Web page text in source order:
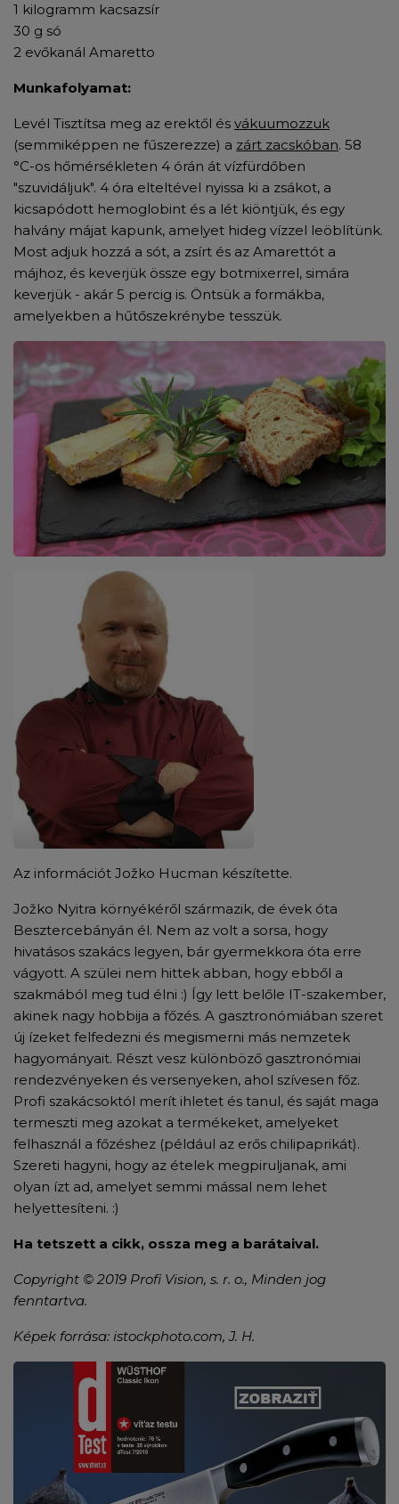
1 kilogramm kacsazsír
30 g só
2 evőkanál Amaretto
Munkafolyamat:
Levél Tisztítsa meg az erektől és vákuumozzuk
(semmiképpen ne fűszerezze) a zárt zacskóban. 58
°C-os hőmérsékleten 4 órán át vízfürdőben
"szuvidáljuk". 4 óra elteltével nyissa ki a zsákot, a
kicsapódott hemoglobint és a lét kiöntjük, és egy
halvány májat kapunk, amelyet hideg vízzel leöblítünk.
Most adjuk hozzá a sót, a zsírt és az Amarettót a
májhoz, és keverjük össze egy botmixerrel, simára
keverjük - akár 5 percig is. Öntsük a formákba,
amelyekben a hűtőszekrénybe tesszük.
Az információt Jožko Hucman készítette.
Jožko Nyitra környékéről származik, de évek óta
Besztercebányán él. Nem az volt a sorsa, hogy
hivatásos szakács legyen, bár gyermekkora óta erre
vágyott. A szülei nem hittek abban, hogy ebből a
szakmából meg tud élni :) Így lett belőle IT-szakember,
akinek nagy hobbija a főzés. A gasztronómiában szeret
új ízeket felfedezni és megismerni más nemzetek
hagyományait. Részt vesz különböző gasztronómiai
rendezvényeken és versenyeken, ahol szívesen főz.
Profi szakácsoktól merít ihletet és tanul, és saját maga
termeszti meg azokat a termékeket, amelyeket
felhasznál a főzéshez (például az erős chilipaprikát).
Szereti hagyni, hogy az ételek megpiruljanak, ami
olyan ízt ad, amelyet semmi mással nem lehet
helyettesíteni. :)
Ha tetszett a cikk, ossza meg a barátaival.
Copyright © 2019 Profi Vision, s. r. o., Minden jog
fenntartva.
Képek forrása: istockphoto.com, J. H.